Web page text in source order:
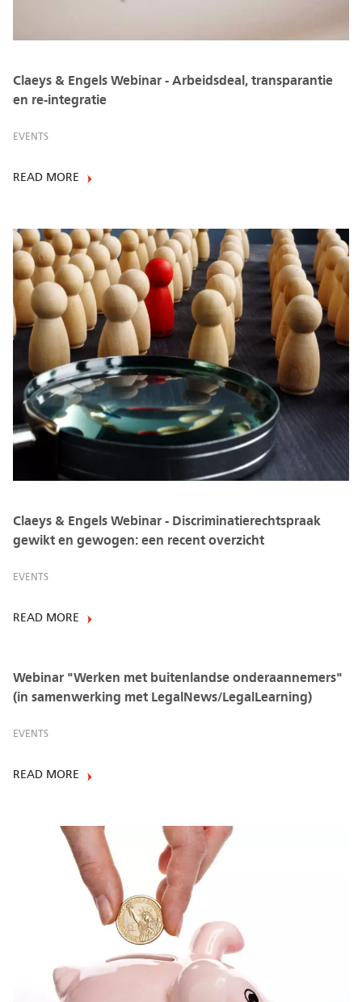
Claeys & Engels Webinar - Arbeidsdeal, transparantie
en re-integratie
EVENTS
READ MORE
Claeys & Engels Webinar - Discriminatierechtspraak
gewikt en gewogen: een recent overzicht
EVENTS
READ MORE
Webinar "Werken met buitenlandse onderaannemers"
(in samenwerking met LegalNews/LegalLearning)
EVENTS
READ MORE